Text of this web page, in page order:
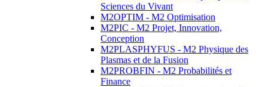
Sciences du Vivant
M2OPTIM - M2 Optimisation
M2PIC - M2 Projet, Innovation,
Conception
M2PLASPHYFUS - M2 Physique des
Plasmas et de la Fusion
M2PROBFIN - M2 Probabilités et
Finance